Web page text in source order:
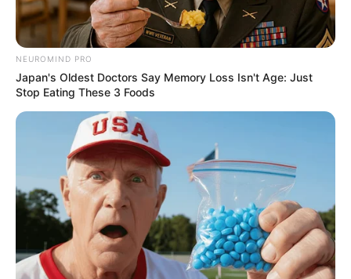
NEUROMIND PRO
Japan's Oldest Doctors Say Memory Loss Isn't Age: Just
Stop Eating These 3 Foods